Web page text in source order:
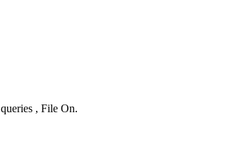
, File On.